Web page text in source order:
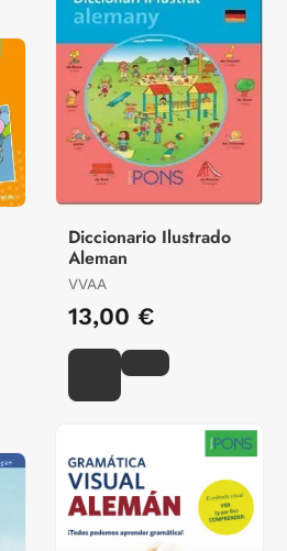
Diccionario Ilustrado
Aleman
VVAA
13,00 €